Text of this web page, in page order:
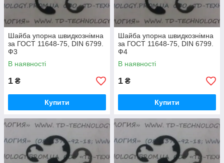
Шайба упорна швидкознімна
за ГОСТ 11648-75, DIN 6799.
Ф3
В наявності
1 ₴
Купити
Шайба упорна швидкознімна
за ГОСТ 11648-75, DIN 6799.
Ф4
В наявності
1 ₴
Купити